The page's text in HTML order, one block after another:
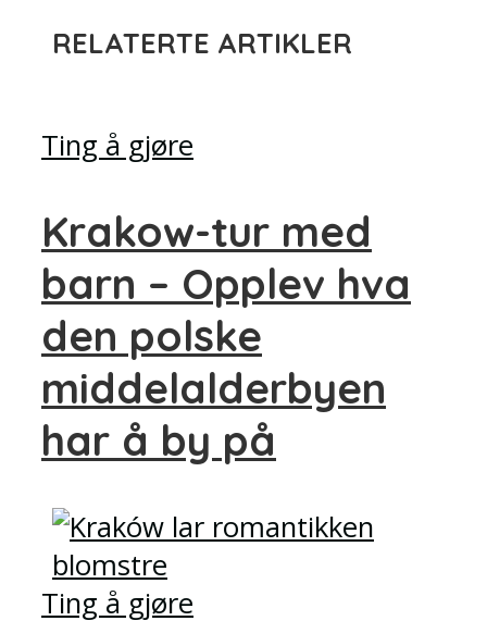
RELATERTE ARTIKLER
Ting å gjøre
Krakow-tur med
barn – Opplev hva
den polske
middelalderbyen
har å by på
Ting å gjøre